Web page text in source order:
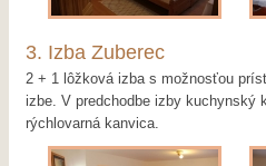
3. Izba Zuberec
2 + 1 lôžková izba s možnosťou
izbe. V predchodbe izby kuchynský
rýchlovarná kanvica.